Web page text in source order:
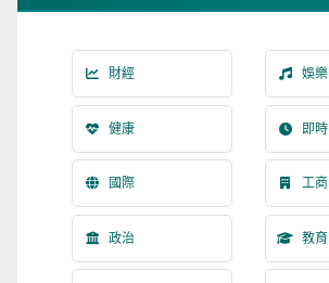
財經 娛樂
健康 即時
國際 工商
政治 教育